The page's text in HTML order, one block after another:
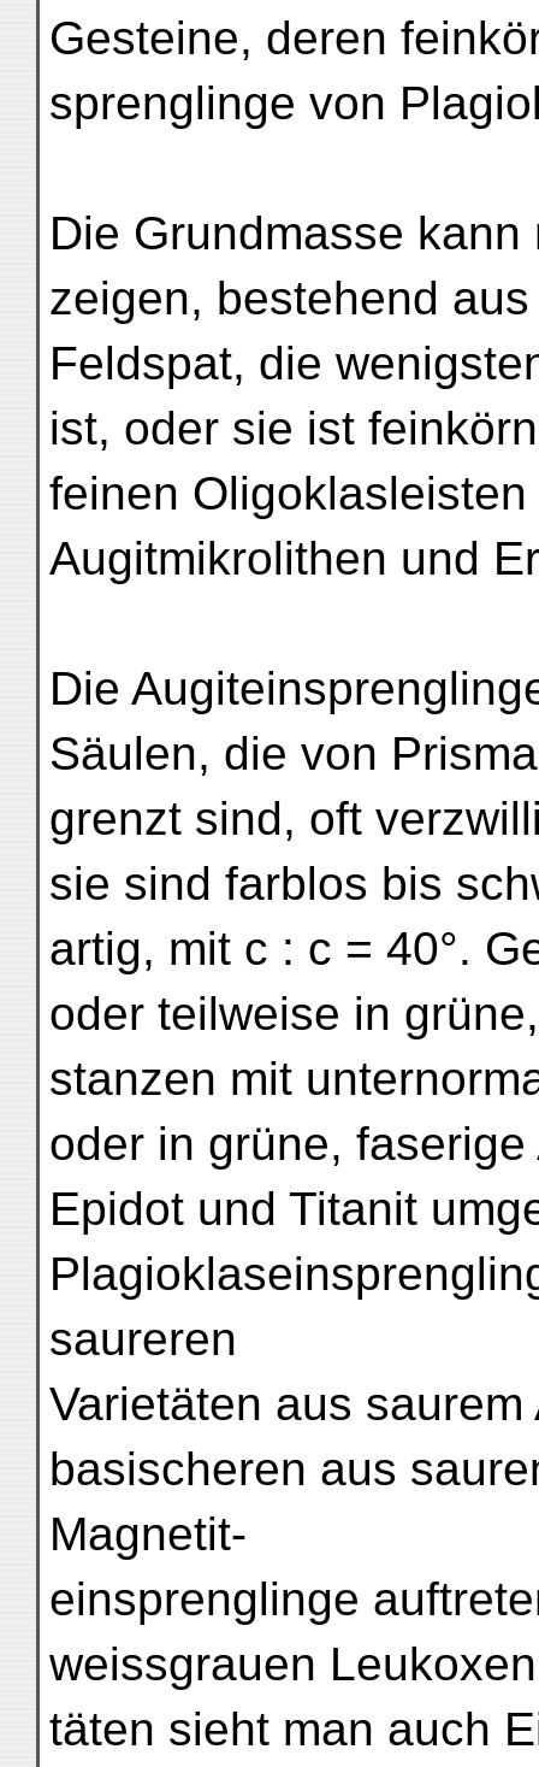
Gesteine, deren
sprenglinge von
Die Grundmasse
zeigen, bestehend
Feldspat, die
ist, oder sie ist
feinen
Augitmikrolithen und
Die
Säulen, die von
grenzt sind, oft
sie sind farblos bis
artig, mit c : c = 40°.
oder teilweise in
stanzen mit
oder in grüne,
Epidot und Titanit
saureren
Varietäten aus
basischeren aus
Magnetit-
einsprenglinge
weissgrauen
täten sieht man auch